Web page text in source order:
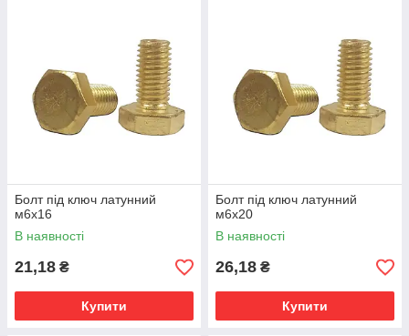
Болт під ключ латунний
м6х16
В наявності
21,18 ₴
Купити
Болт під ключ латунний
м6х20
В наявності
26,18 ₴
Купити